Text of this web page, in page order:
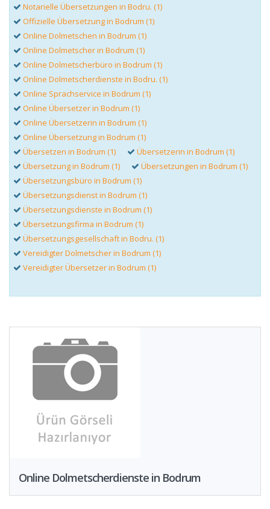
Notarielle Übersetzungen in Bodru. (1)
Offizielle Übersetzung in Bodrum (1)
Online Dolmetschen in Bodrum (1)
Online Dolmetscher in Bodrum (1)
Online Dolmetscherbüro in Bodrum (1)
Online Dolmetscherdienste in Bodru. (1)
Online Sprachservice in Bodrum (1)
Online Übersetzer in Bodrum (1)
Online Übersetzerin in Bodrum (1)
Online Übersetzung in Bodrum (1)
Übersetzen in Bodrum (1)
Übersetzerin in Bodrum (1)
Übersetzung in Bodrum (1)
Übersetzungen in Bodrum (1)
Übersetzungsbüro in Bodrum (1)
Übersetzungsdienst in Bodrum (1)
Übersetzungsdienste in Bodrum (1)
Übersetzungsfirma in Bodrum (1)
Übersetzungsgesellschaft in Bodru. (1)
Vereidigter Dolmetscher in Bodrum (1)
Vereidigter Übersetzer in Bodrum (1)
Online Dolmetscherdienste in Bodrum